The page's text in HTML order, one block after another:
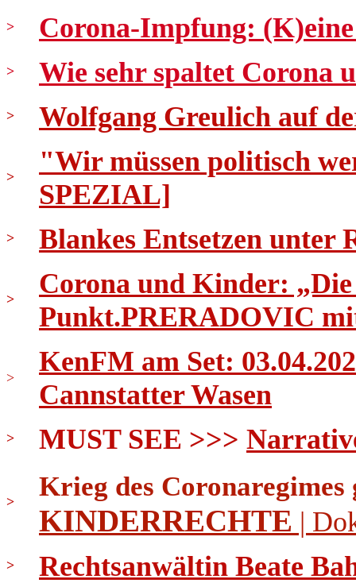
> Corona-Impfung:
> Wie sehr spaltet Corona
> Wolfgang Greulich auf
>
"Wir müssen politisch
SPEZIAL]
> Blankes Entsetzen
>
Corona und Kinder:
Punkt.PRERADOVIC
>
KenFM am Set:
Cannstatter Wasen
> MUST SEE >>>
> Krieg des
KINDERRECHTE |
> Rechtsanwältin Beate